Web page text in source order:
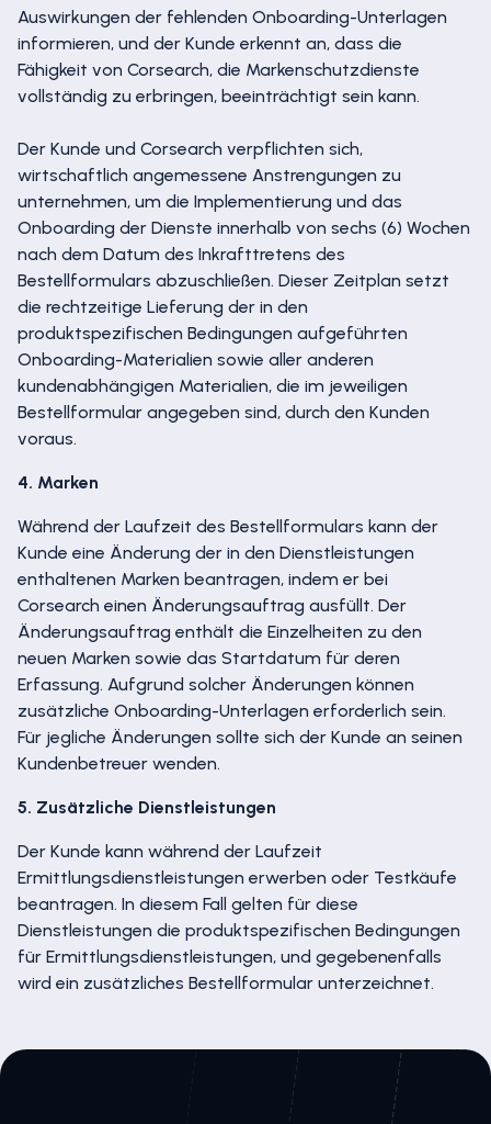
Auswirkungen der fehlenden Onboarding-Unterlagen
informieren, und der Kunde erkennt an, dass die
Fähigkeit von Corsearch, die Markenschutzdienste
vollständig zu erbringen, beeinträchtigt sein kann.
Der Kunde und Corsearch verpflichten sich,
wirtschaftlich angemessene Anstrengungen zu
unternehmen, um die Implementierung und das
Onboarding der Dienste innerhalb von sechs (6) Wochen
nach dem Datum des Inkrafttretens des
Bestellformulars abzuschließen. Dieser Zeitplan setzt
die rechtzeitige Lieferung der in den
produktspezifischen Bedingungen aufgeführten
Onboarding-Materialien sowie aller anderen
kundenabhängigen Materialien, die im jeweiligen
Bestellformular angegeben sind, durch den Kunden
voraus.
4. Marken
Während der Laufzeit des Bestellformulars kann der
Kunde eine Änderung der in den Dienstleistungen
enthaltenen Marken beantragen, indem er bei
Corsearch einen Änderungsauftrag ausfüllt. Der
Änderungsauftrag enthält die Einzelheiten zu den
neuen Marken sowie das Startdatum für deren
Erfassung. Aufgrund solcher Änderungen können
zusätzliche Onboarding-Unterlagen erforderlich sein.
Für jegliche Änderungen sollte sich der Kunde an seinen
Kundenbetreuer wenden.
5. Zusätzliche Dienstleistungen
Der Kunde kann während der Laufzeit
Ermittlungsdienstleistungen erwerben oder Testkäufe
beantragen. In diesem Fall gelten für diese
Dienstleistungen die produktspezifischen Bedingungen
für Ermittlungsdienstleistungen, und gegebenenfalls
wird ein zusätzliches Bestellformular unterzeichnet.